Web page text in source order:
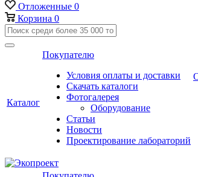
Отложенные 0
Корзина 0
Каталог
Покупателю
Условия оплаты и доставки
Скачать каталоги
Фотогалерея
Оборудование
Статьи
Новости
Проектирование лабораторий